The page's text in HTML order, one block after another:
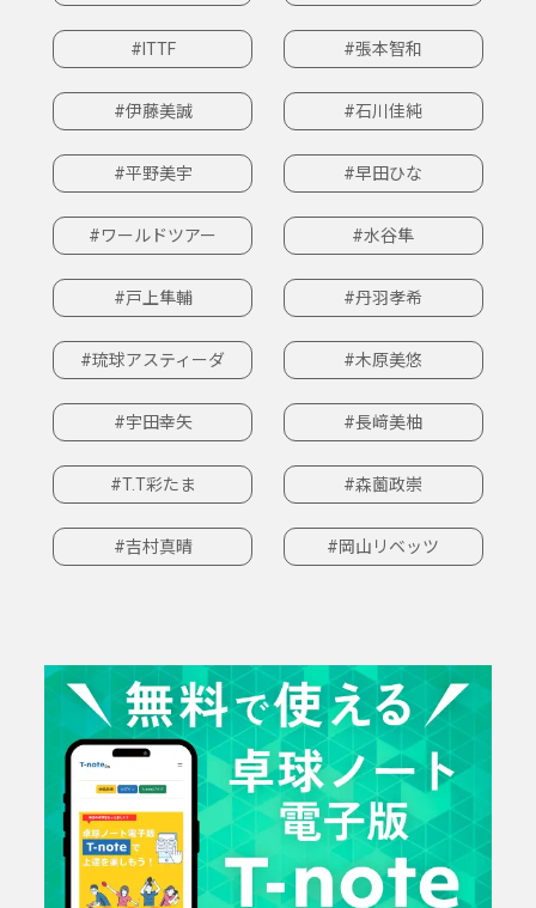
#ITTF #張本智和
#伊藤美誠 #石川佳純
#平野美宇 #早田ひな
#ワールドツアー #水谷隼
#戸上隼輔 #丹羽孝希
#琉球アスティーダ #木原美悠
#宇田幸矢 #長﨑美柚
#T.T彩たま #森薗政崇
#吉村真晴 #岡山リベッツ